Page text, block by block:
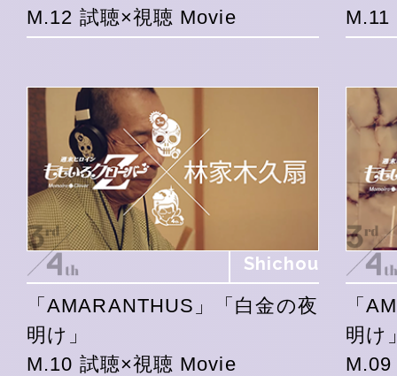
M.12 試聴×視聴 Movie
Shichou
「AMARANTHUS」「白金の夜
明け」
M.10 試聴×視聴 Movie
「
明け